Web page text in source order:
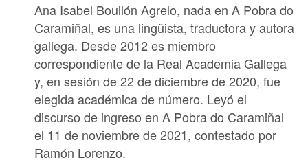
Ana Isabel Boullón Agrelo, nada en A Pobra do
Caramiñal, es una lingüista, traductora y autora
gallega. Desde 2012 es miembro
correspondiente de la Real Academia Gallega
y, en sesión de 22 de diciembre de 2020, fue
elegida académica de número. Leyó el
discurso de ingreso en A Pobra do Caramiñal
el 11 de noviembre de 2021, contestado por
Ramón Lorenzo.